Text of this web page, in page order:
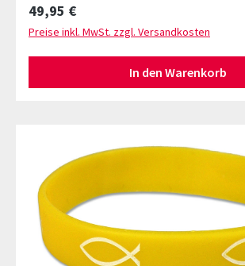
Regulärer Preis:
49,95 €
Preise inkl. MwSt. zzgl. Versandkosten
In den Warenkorb